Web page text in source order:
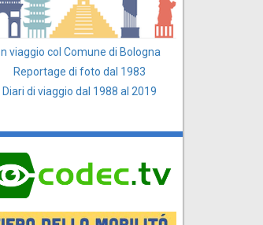
In viaggio col Comune di Bologna
Reportage di foto dal 1983
Diari di viaggio dal 1988 al 2019